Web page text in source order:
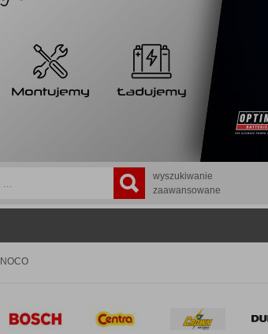
wyszukiwanie
zaawansowane
NOCO